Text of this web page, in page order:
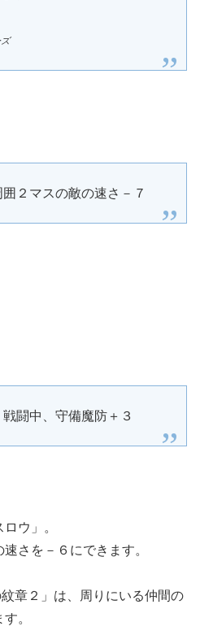
２マスの敵の速さ－７
闘中、守備魔防＋３
ウ」。
さを－６にできます。
章２」は、周りにいる仲間の
。